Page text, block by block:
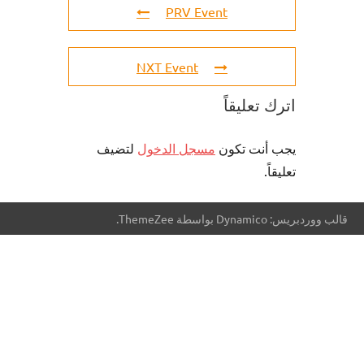
PRV Event
NXT Event
اترك تعليقاً
يجب أنت تكون مسجل الدخول لتضيف
تعليقاً.
قالب ووردبريس: Dynamico بواسطة ThemeZee.